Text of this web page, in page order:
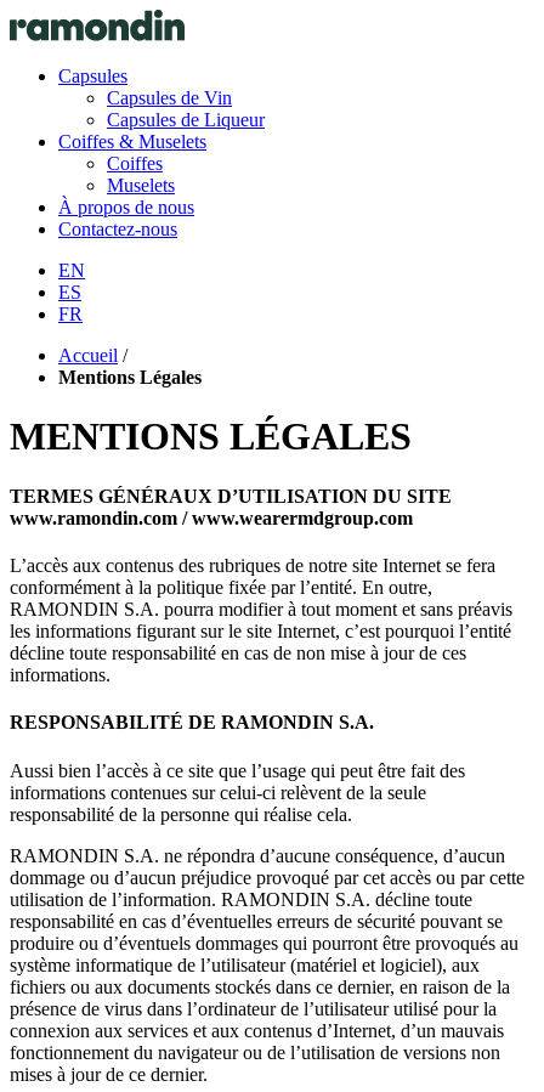
Capsules
Capsules de Vin
Capsules de Liqueur
Coiffes & Muselets
Coiffes
Muselets
À propos de nous
Contactez-nous
EN
ES
FR
Accueil /
Mentions Légales
MENTIONS LÉGALES
TERMES GÉNÉRAUX D’UTILISATION DU SITE
www.ramondin.com / www.wearermdgroup.com
L’accès aux contenus des rubriques de notre site Internet se fera
conformément à la politique fixée par l’entité. En outre,
RAMONDIN S.A. pourra modifier à tout moment et sans préavis
les informations figurant sur le site Internet, c’est pourquoi l’entité
décline toute responsabilité en cas de non mise à jour de ces
informations.
RESPONSABILITÉ DE RAMONDIN S.A.
Aussi bien l’accès à ce site que l’usage qui peut être fait des
informations contenues sur celui-ci relèvent de la seule
responsabilité de la personne qui réalise cela.
RAMONDIN S.A. ne répondra d’aucune conséquence, d’aucun
dommage ou d’aucun préjudice provoqué par cet accès ou par cette
utilisation de l’information. RAMONDIN S.A. décline toute
responsabilité en cas d’éventuelles erreurs de sécurité pouvant se
produire ou d’éventuels dommages qui pourront être provoqués au
système informatique de l’utilisateur (matériel et logiciel), aux
fichiers ou aux documents stockés dans ce dernier, en raison de la
présence de virus dans l’ordinateur de l’utilisateur utilisé pour la
connexion aux services et aux contenus d’Internet, d’un mauvais
fonctionnement du navigateur ou de l’utilisation de versions non
mises à jour de ce dernier.